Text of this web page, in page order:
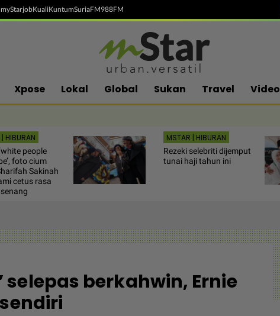
myStarjobKualiKuntumSuriaFM988FM
Xpose Lokal Global Sukan Travel Video
HIBURAN
people
foto cium
Sakinah
cetus rasa
MSTAR | HIBURAN
Rezeki selebriti dijemput
tunai haji tahun ini
selepas berkahwin, Ernie